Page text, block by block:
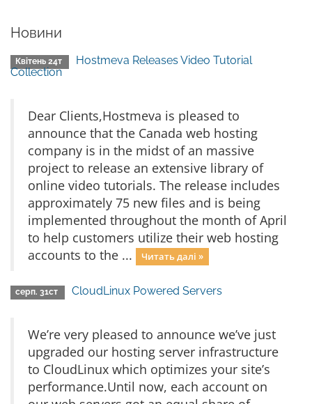
Новини
Квітень 24т
Hostmeva Releases Video Tutorial
Collection
Dear Clients,Hostmeva is pleased to
announce that the Canada web hosting
company is in the midst of an massive
project to release an extensive library of
online video tutorials. The release includes
approximately 75 new files and is being
implemented throughout the month of April
to help customers utilize their web hosting
accounts to the ...
Читать далі »
серп. 31ст CloudLinux Powered Servers
We’re very pleased to announce we’ve just
upgraded our hosting server infrastructure
to CloudLinux which optimizes your site’s
performance.Until now, each account on